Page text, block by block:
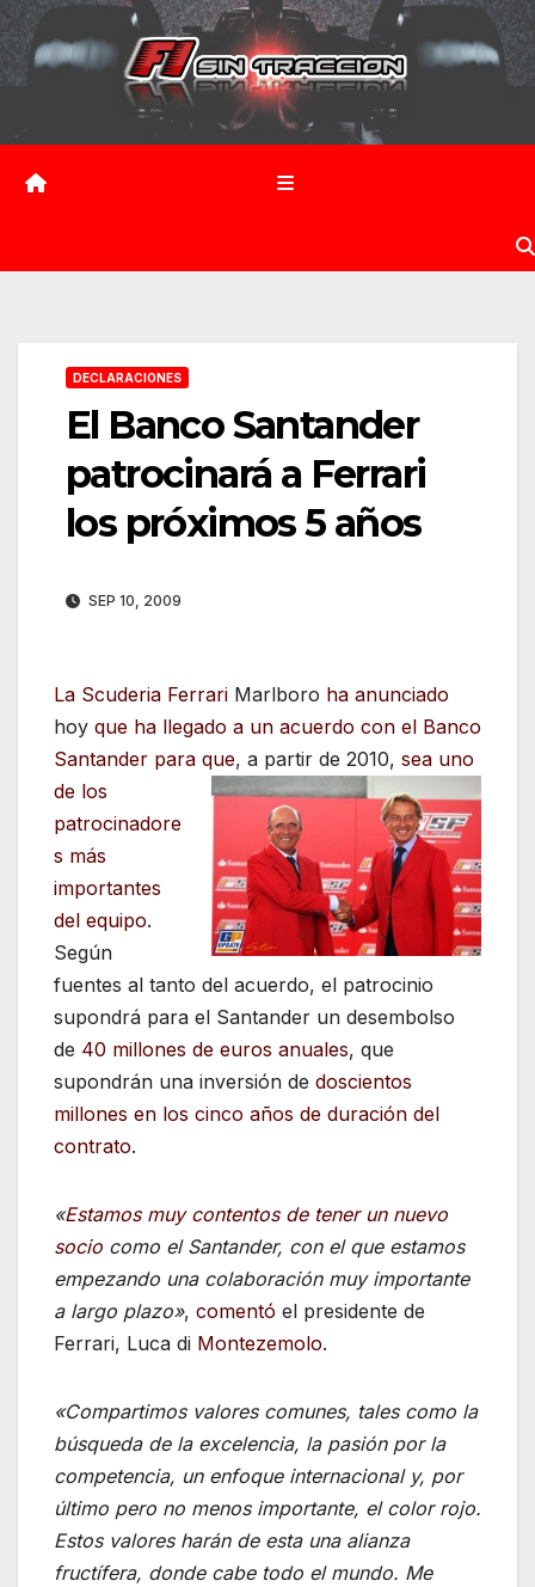
Saltar
contenido
DECLARACIONES
El Banco Santander
patrocinará a Ferrari
los próximos 5 años
SEP 10, 2009
La Scuderia Ferrari Marlboro ha anunciado
hoy que ha llegado a un acuerdo con el Banco
Santander para que, a partir de 2010, sea uno
de los
patrocinadore
s más
importantes
del equipo.
Según
fuentes al tanto del acuerdo, el patrocinio
supondrá para el Santander un desembolso
de 40 millones de euros anuales, que
supondrán una inversión de doscientos
millones en los cinco años de duración del
contrato.
«Estamos muy contentos de tener un nuevo
socio como el Santander, con el que estamos
empezando una colaboración muy importante
a largo plazo», comentó el presidente de
Ferrari, Luca di Montezemolo.
«Compartimos valores comunes, tales como la
búsqueda de la excelencia, la pasión por la
competencia, un enfoque internacional y, por
último pero no menos importante, el color rojo.
Estos valores harán de esta una alianza
fructífera, donde cabe todo el mundo. Me